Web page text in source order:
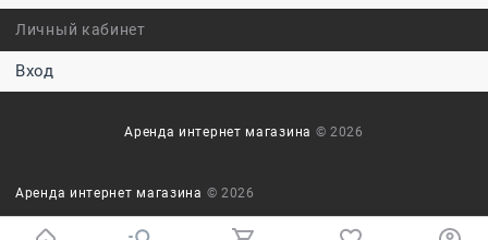
Личный кабинет
Вход
Аренда интернет магазина © 2026
Аренда интернет магазина © 2026